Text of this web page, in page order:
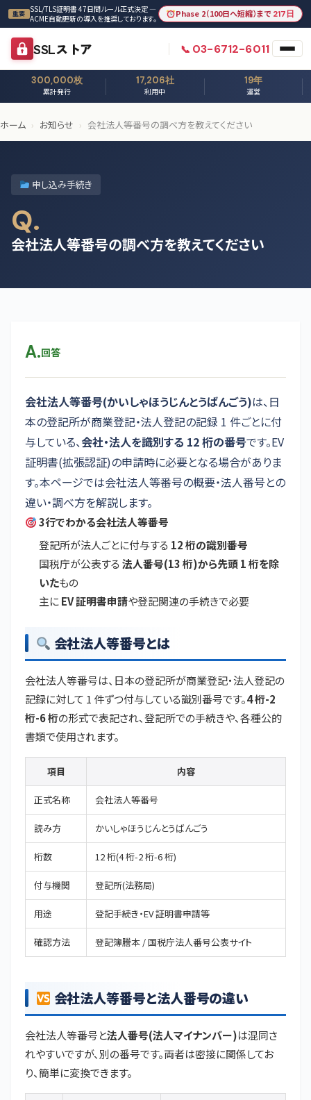
本文へスキップ
重要 SSL/TLS証明書 47日間ルール正式決定 —
ACME自動更新の導入を推奨しております。
Phase 2（100日へ短縮）まで 217日
SSLストア 03-6712-6011
300,000枚
累計発行
17,206社
利用中
19年
運営
ホーム › お知らせ › 会社法人等番号の調べ方を教えてください
申し込み手続き
Q.
会社法人等番号の調べ方を教えてください
A.回答
会社法人等番号(かいしゃほうじんとうばんごう)は、日
本の登記所が商業登記・法人登記の記録 1 件ごとに付
与している、会社・法人を識別する 12 桁の番号です。EV
証明書(拡張認証)の申請時に必要となる場合がありま
す。本ページでは会社法人等番号の概要・法人番号との
違い・調べ方を解説します。
3行でわかる会社法人等番号
登記所が法人ごとに付与する 12 桁の識別番号
国税庁が公表する 法人番号(13 桁)から先頭 1 桁を除
いたもの
主にEV 証明書申請や登記関連の手続きで必要
会社法人等番号とは
会社法人等番号は、日本の登記所が商業登記・法人登記の
記録に対して 1 件ずつ付与している識別番号です。4 桁-2
桁-6 桁の形式で表記され、登記所での手続きや、各種公的
書類で使用されます。
項目 内容
正式名称 会社法人等番号
読み方 かいしゃほうじんとうばんごう
桁数 12 桁(4 桁-2 桁-6 桁)
付与機関 登記所(法務局)
用途 登記手続き・EV 証明書申請等
確認方法 登記簿謄本 / 国税庁法人番号公表サイト
会社法人等番号と法人番号の違い
会社法人等番号と法人番号(法人マイナンバー)は混同さ
れやすいですが、別の番号です。両者は密接に関係してお
り、簡単に変換できます。